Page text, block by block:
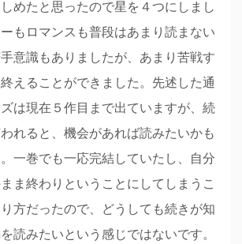
めたと思ったので星を４つにしまし
もロマンスも普段はあまり読まない
意識もありましたが、あまり苦戦す
えることができました。先述した通
は現在５作目まで出ていますが、続
れると、機会があれば読みたいかも
一巻でも一応完結していたし、自分
ま終わりということにしてしまうこ
方だったので、どうしても続きが知
読みたいという感じではないです。